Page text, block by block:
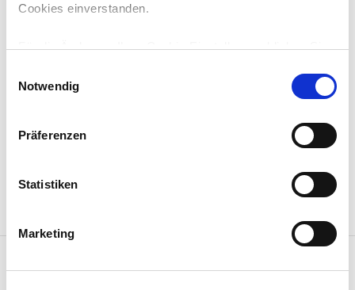
Cookies einverstanden.
Für die Änderung Ihrer Cookie-Einstellungen klicken Sie
Umständen können durch die Anpassung der
Einstellungen bestimmte Funktionen nicht fehlerfrei
genutzt werden. Weitere Informationen finden Sie in der
unten stehenden Cookie-Erklärung unter "Details zeigen"
Notwendig
Präferenzen
Statistiken
Marketing
TWITTER